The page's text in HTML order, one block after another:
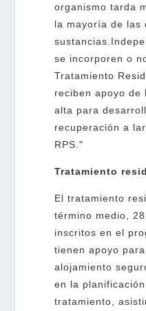
organismo tarda
la mayoría de las
se incorporen o
Tratamiento
reciben apoyo de
alta para
recuperación a
RPS."
Tratamiento
El tratamiento
término medio,
inscritos en el
tienen apoyo
alojamiento
en la
tratamiento,